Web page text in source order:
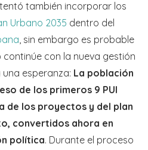
también incorporar los
Urbano 2035 dentro del
, sin embargo es probable
con la nueva gestión
esperanza: La población
de los primeros 9 PUI
de los proyectos y del plan
convertidos ahora en
política. Durante el proceso